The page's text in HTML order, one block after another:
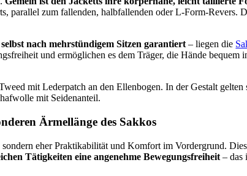
parallel zum fallenden, halbfallenden oder L-Form-Revers.
nach mehrstündigem Sitzen garantiert – liegen die
und ermöglichen es dem Träger, die Hände bequem
mit Lederpatch an den Ellenbogen. In der Gestalt
mit Seidenanteil.
Ärmellänge des Sakkos
sondern eher Praktikabilität und Komfort im Vordergrund.
Tätigkeiten eine angenehme Bewegungsfreiheit– das